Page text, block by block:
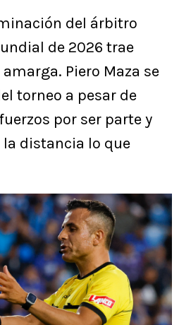
del árbitro
de 2026 trae
Piero Maza se
torneo a pesar de
por ser parte y
distancia lo que